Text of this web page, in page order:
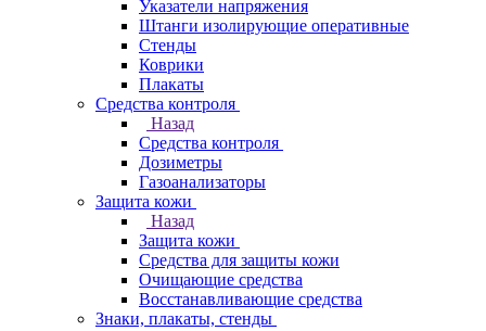
Указатели напряжения
Штанги изолирующие оперативные
Стенды
Коврики
Плакаты
Средства контроля
Назад
Средства контроля
Дозиметры
Газоанализаторы
Защита кожи
Назад
Защита кожи
Средства для защиты кожи
Очищающие средства
Восстанавливающие средства
Знаки, плакаты, стенды